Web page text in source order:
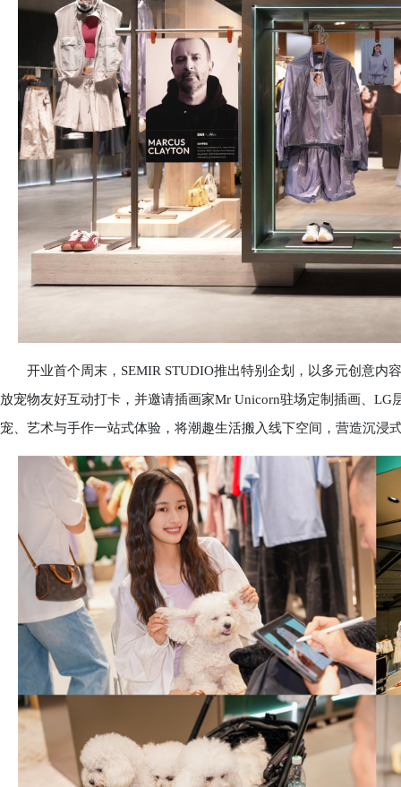
开业首个周末，SEMIR STUDIO推出特别企划，以多元创意内
放宠物友好互动打卡，并邀请插画家Mr Unicorn驻场定制插画、
宠、艺术与手作一站式体验，将潮趣生活搬入线下空间，营造沉浸